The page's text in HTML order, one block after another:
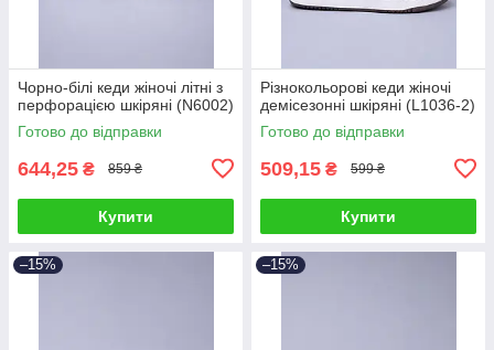
Чорно-білі кеди жіночі літні з
перфорацією шкіряні (N6002)
Готово до відправки
644,25 ₴ 859 ₴
Купити
Різнокольорові кеди жіночі
демісезонні шкіряні (L1036-2)
Готово до відправки
509,15 ₴ 599 ₴
Купити
–15% –15%